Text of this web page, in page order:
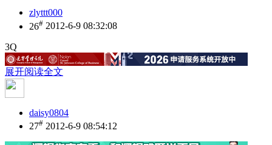
zlyttt000
26# 2012-6-9 08:32:08
3Q
展开阅读全文
daisy0804
27# 2012-6-9 08:54:12